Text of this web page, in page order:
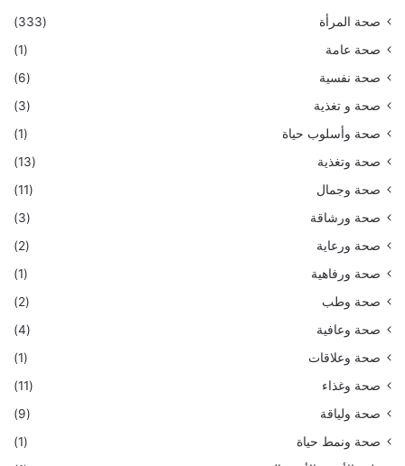
صحة المرأة
(333)
صحة عامة
(1)
صحة نفسية
(6)
صحة و تغذية
(3)
صحة وأسلوب حياة
(1)
صحة وتغذية
(13)
صحة وجمال
(11)
صحة ورشاقة
(3)
صحة ورعاية
(2)
صحة ورفاهية
(1)
صحة وطب
(2)
صحة وعافية
(4)
صحة وعلاقات
(1)
صحة وغذاء
(11)
صحة ولياقة
(9)
صحة ونمط حياة
(1)